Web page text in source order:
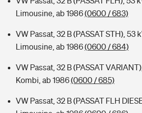
Limousine, ab 1986(0600 / 683)
VW Passat, 32 B (PASSAT STH), 53
Limousine, ab 1986(0600 / 684)
VW Passat, 32 B (PASSAT
Kombi, ab 1986(0600 / 685)
VW Passat, 32 B (PASSAT FLH